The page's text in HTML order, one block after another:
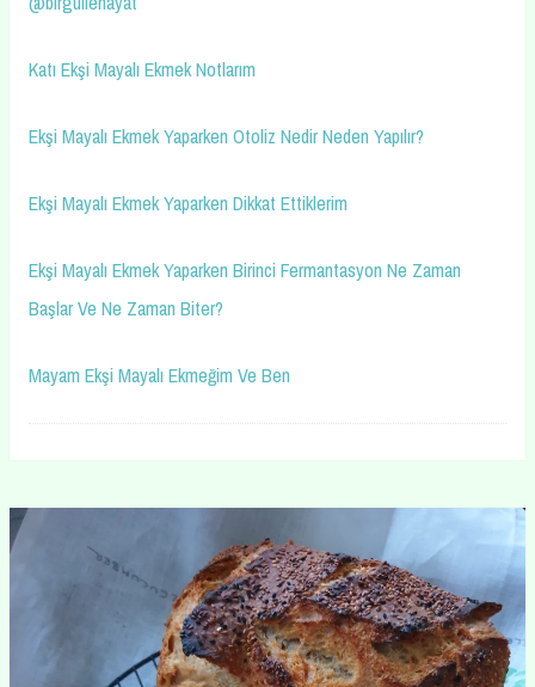
Katı Ekşi Mayalı Ekmek Notlarım
Ekşi Mayalı Ekmek Yaparken Otoliz Nedir Neden Yapılır?
Ekşi Mayalı Ekmek Yaparken Dikkat Ettiklerim
Ekşi Mayalı Ekmek Yaparken Birinci Fermantasyon Ne Zaman
Başlar Ve Ne Zaman Biter?
Mayam Ekşi Mayalı Ekmeğim Ve Ben